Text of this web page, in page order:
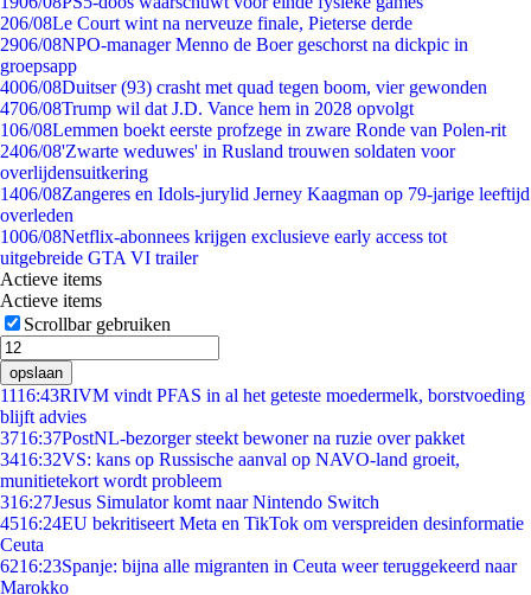
206/08Le Court wint na nerveuze finale, Pieterse derde
2906/08NPO-manager Menno de Boer geschorst na dickpic in
groepsapp
4006/08Duitser (93) crasht met quad tegen boom, vier gewonden
4706/08Trump wil dat J.D. Vance hem in 2028 opvolgt
106/08Lemmen boekt eerste profzege in zware Ronde van Polen-rit
2406/08'Zwarte weduwes' in Rusland trouwen soldaten voor
overlijdensuitkering
1406/08Zangeres en Idols-jurylid Jerney Kaagman op 79-jarige leeftijd
overleden
1006/08Netflix-abonnees krijgen exclusieve early access tot
uitgebreide GTA VI trailer
Actieve items
Actieve items
Scrollbar gebruiken
opslaan
1116:43RIVM vindt PFAS in al het geteste moedermelk, borstvoeding
blijft advies
3716:37PostNL-bezorger steekt bewoner na ruzie over pakket
3416:32VS: kans op Russische aanval op NAVO-land groeit,
munitietekort wordt probleem
316:27Jesus Simulator komt naar Nintendo Switch
4516:24EU bekritiseert Meta en TikTok om verspreiden desinformatie
Ceuta
6216:23Spanje: bijna alle migranten in Ceuta weer teruggekeerd naar
Marokko